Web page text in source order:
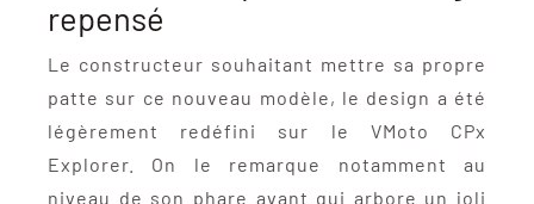
repensé
Le constructeur souhaitant mettre sa propre
patte sur ce nouveau modèle, le design a été
légèrement redéfini sur le VMoto CPx
Explorer. On le remarque notamment au
niveau de son phare avant qui arbore un joli